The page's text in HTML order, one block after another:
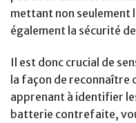
mettant non seulement
également la sécurité
Il est donc crucial de
la façon de reconnaître
apprenant à identifier
batterie contrefaite,